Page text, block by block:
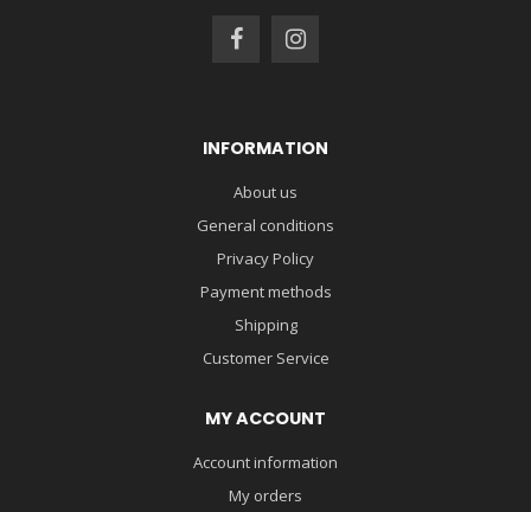
INFORMATION
About us
General conditions
Privacy Policy
Payment methods
Shipping
Customer Service
MY ACCOUNT
Account information
My orders